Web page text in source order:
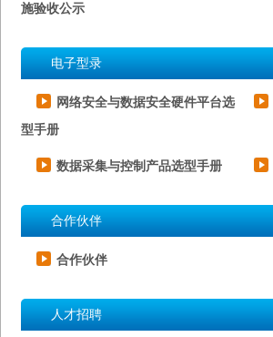
施验收公示
电子型录
网络安全与数据安全硬件平台选
型手册
数据采集与控制产品选型手册
合作伙伴
合作伙伴
人才招聘